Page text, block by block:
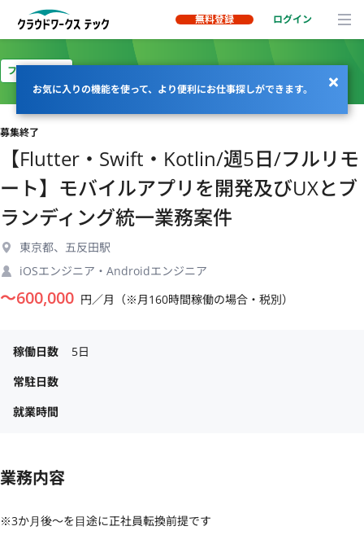
無料登録 ログイン
お気に入りの機能を使って、より便利にお仕事探しができます。
フルリモート
募集終了
【Flutter・Swift・Kotlin/週5日/フルリモ
ート】モバイルアプリを開発及びUXとブ
ランディング統一業務案件
東京都、五反田駅
iOSエンジニア・Androidエンジニア
〜600,000 円／月（※月160時間稼働の場合・税別）
稼働日数
5日
常駐日数
就業時間
業務内容
※3か⽉後〜を⽬途に正社員転換前提です